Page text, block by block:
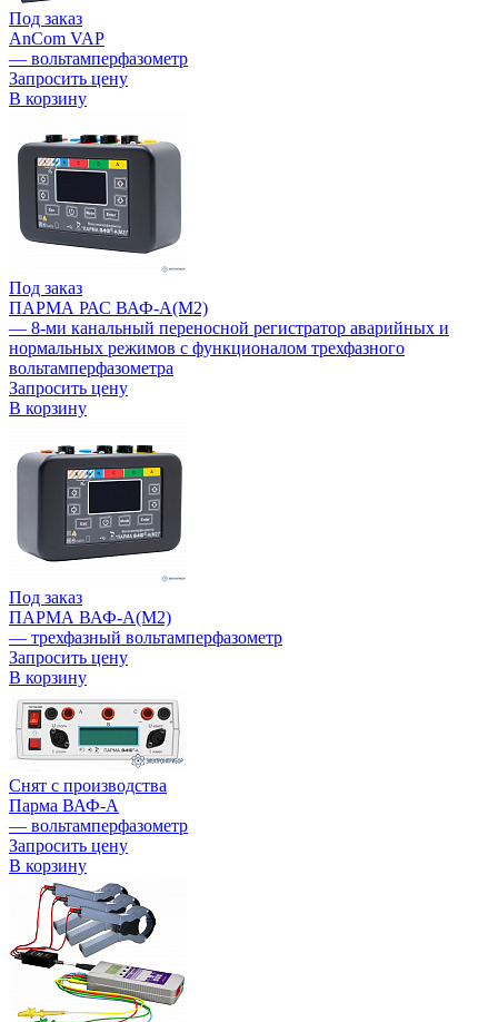
Под заказ
AnCom VAP
— вольтамперфазометр
Запросить цену
В корзину
Под заказ
ПАРМА РАС ВАФ-А(М2)
— 8-ми канальный переносной регистратор аварийных и
нормальных режимов с функционалом трехфазного
вольтамперфазометра
Запросить цену
В корзину
Под заказ
ПАРМА ВАФ-А(М2)
— трехфазный вольтамперфазометр
Запросить цену
В корзину
Снят с производства
Парма ВАФ-А
— вольтамперфазометр
Запросить цену
В корзину